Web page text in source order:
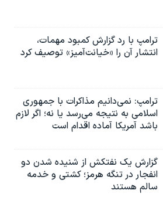
ترامپ با رد گزارش کمبود مهمات،
انتشار آن را «خیانت‌آمیز» توصیف کرد
ترامپ: نمی‌دانیم مذاکرات با جمهوری
اسلامی به نتیجه می‌رسد یا نه؛ اگر لازم
باشد آمریکا آماده اقدام است
گزارش یک نفتکش از شنیده شدن دو
انفجار در تنگه هرمز؛ کشتی و خدمه
سالم هستند